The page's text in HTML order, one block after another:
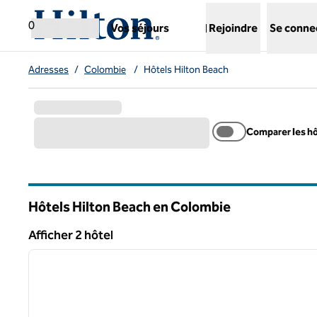
Aller directement au contenu
0
Vos séjours Rejoindre Se
Adresses / Colombie / Hôtels Hilton Beach
Comparer les
Hôtels Hilton Beach en Colombie
Afficher 2 hôtel
Afficher 2 hôtel
1 sur 12